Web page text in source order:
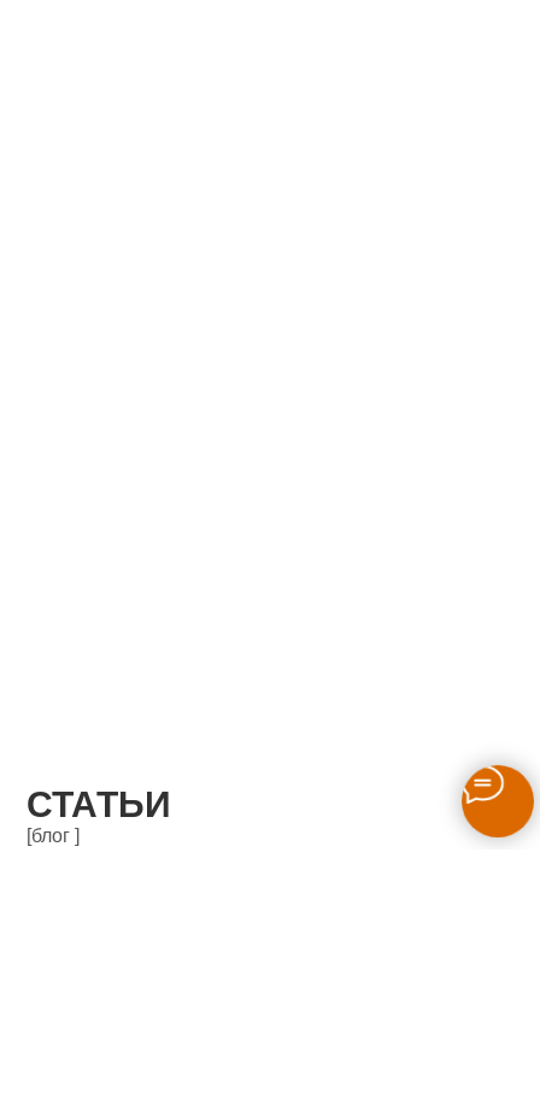
СТАТЬИ
[блог ]